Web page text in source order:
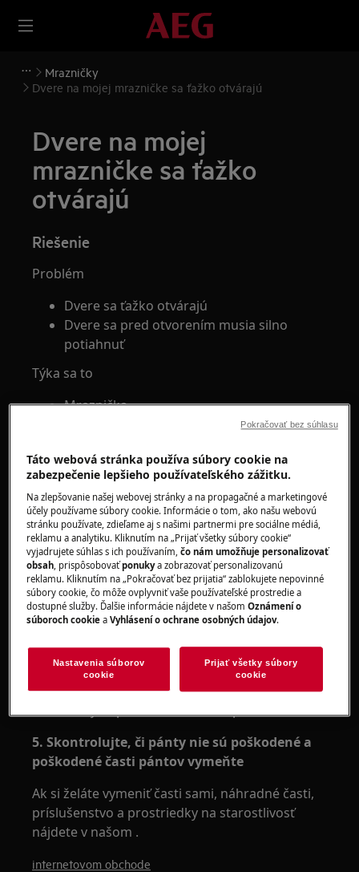
Mrazničky
Dvere na mojej mrazničke sa ťažko otvárajú
Dvere na mojej
mrazničke sa ťažko
otvárajú
Riešenie
Problém
Dvere sa ťažko otvárajú
Dvere sa pred otvorením musia silno
potiahnuť
Týka sa to
Mraznička
1. Zatlačte prstom do vnútra rohu tesnenia
dvier, aby sa uvoľnilo prisatie a dvere sa dali
ľahšie otvoriť hneď potom, ako sa zavreli.
2. Počkajte približne jednu minútu, kým
otvoríte dvere znova potom, ako sa práve
zavreli
3. Vyhnite sa pribuchnutiu dvier
vodorovnej polohe
Nastavte nožičky na spodnej časti a vodováhou
5. Skontrolujte, či pánty nie sú poškodené a
poškodené časti pántov vymeňte
Ak si želáte vymeniť časti sami, náhradné časti,
príslušenstvo a prostriedky na starostlivosť
nájdete v našom .
internetovom obchode
Táto webová stránka používa súbory cookie na
zabezpečenie lepšieho používateľského zážitku.
Na zlepšovanie našej webovej stránky a na propagačné a marketingové
účely používame súbory cookie. Informácie o tom, ako našu webovú
stránku používate, zdieľame aj s našimi partnermi pre sociálne médiá,
reklamu a analytiku. Kliknutím na „Prijať všetky súbory cookie“
vyjadrujete súhlas s ich používaním,čo nám umožňuje personalizovať
obsah, prispôsobovaťponukya zobrazovať personalizovanú
reklamu. Kliknutím na „Pokračovať bez prijatia“ zablokujete nepovinné
súbory cookie, čo môže ovplyvniť vaše používateľské prostredie a
dostupné služby. Ďalšie informácie nájdete v našomOznámení o
súboroch cookie aVyhlásení o ochrane osobných údajov.
Nastavenia súborov
cookie
Prijať všetky súbory
cookie
Pokračovať bez súhlasu